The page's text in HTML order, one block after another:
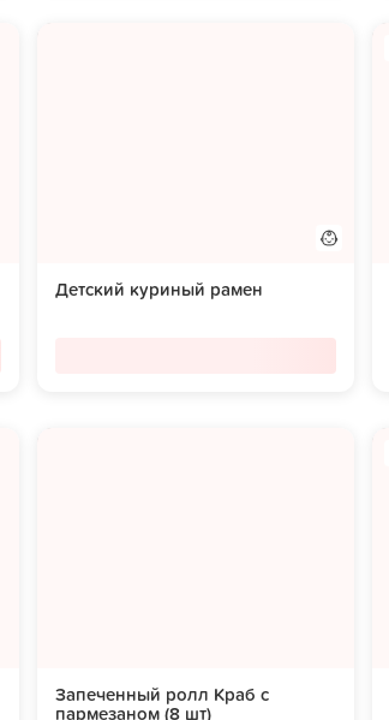
Детский куриный рамен
Запеченный ролл Краб с
пармезаном (8 шт)